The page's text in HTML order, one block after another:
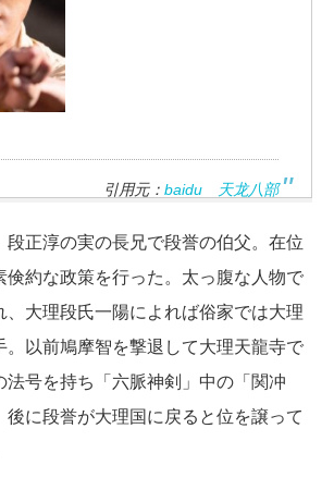
引用元： baidu 天龙八部
段正淳の実の長兄で段誉の伯父。在位
倹約な政策を行った。太っ腹な人物で
、大理段氏一陽によれば俗家では大理
。以前鳩摩智を撃退して大理天龍寺で
法号を持ち「六脈神剣」中の「関冲
後に段誉が大理国に戻ると位を譲って